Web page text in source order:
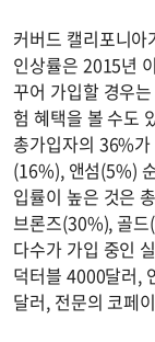
커버드 캘리포니
인상률은 2015년
꾸어 가입할 경우
험 혜택을 볼 수도
총가입자의 36%
(16%), 앤섬(5%)
입률이 높은 것은
브론즈(30%), 골
다수가 가입 중인
덕터블 4000달러,
달러, 전문의 코페